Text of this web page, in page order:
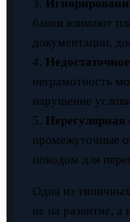
3.
банки взимают
документации,
4.
неграмотность
нарушение
5. Нерегулярная
промежуточные
поводом для
Одна из
не на развитие,